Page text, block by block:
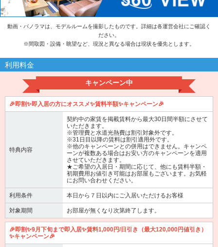
動画・パノラマは、モデルルームを撮影したものです。詳細は各運営会社にご確認く
ださい。
※間取図・設備・眺望など、現況と異なる場合は現状を優先とします。
利用料金
キャンペーン中
🎉即割✨即入居の方にオススメ✨賃料半額✨キャンペーン🎉
特典内容
契約中の家賃を掲載賃料から最大30日間半額にさせて
いただきます。
※管理費と水道光熱費は割引対象外です。
※31日目以降の賃料は割引適用外です。
※他のキャンペーンとの併用はできません。キャンペ
ーンが複数ある場合はお安い方のキャンペーンを適用
させていただきます。
★ご希望の入居日・期間に応じて、他にも賃料半額・
初期費用お値引き可能はお部屋もございます。お気軽
にお問い合わせください。
利用条件 本日から７日以内にご入居いただけるお客様
対象期間 お部屋が無くなり次第終了します。
🎉即割✨9月下旬まで即入居✨賃料1,000円/日引き（最大120,000円値引き）
✨キャンペーン🎉